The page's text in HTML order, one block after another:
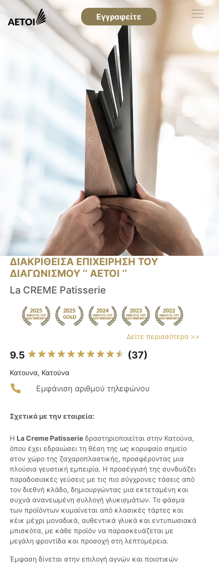
Εγγραφείτε
ΔΙΑΚΡΙΘΕΙΣΑ ΕΠΙΧΕΙΡΗΣΗ ΤΟΥ
ΔΙΑΓΩΝΙΣΜΟΥ ‘’ ΑΕΤΟΙ ‘’
La CREME Patisserie
Δείτε περισσότερα >>
9.5 (37)
Κατουνα, Κατούνα
Εμφάνιση αριθμού τηλεφώνου
Σχετικά με την εταιρεία:
Η La Creme Patisserie δραστηριοποιείται στην Κατούνα,
όπου έχει εδραιώσει τη θέση της ως κορυφαίο σημείο
στον χώρο της ζαχαροπλαστικής, προσφέροντας μια
πλούσια γευστική εμπειρία. Η προσέγγισή της συνδυάζει
παραδοσιακές γεύσεις με τις πιο σύγχρονες τάσεις από
τον διεθνή κλάδο, δημιουργώντας μια εκτεταμένη και
συχνά ανανεωμένη συλλογή γλυκισμάτων. Το φάσμα
των προϊόντων κυμαίνεται από κλασικές τάρτες και
κέικ μέχρι μοναδικά, αυθεντικά γλυκά και εντυπωσιακά
μπισκότα, με κάθε προϊόν να παρασκευάζεται με
μεγάλη φροντίδα και προσοχή στη λεπτομέρεια.
Έμφαση δίνεται στην επιλογή αγνών και ποιοτικών